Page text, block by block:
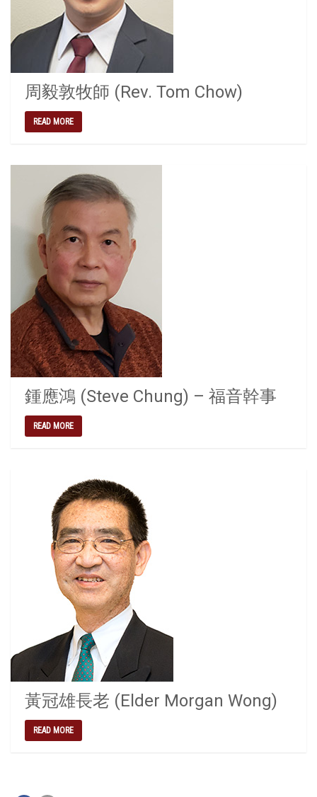
周毅敦牧師 (Rev. Tom Chow)
READ MORE
鍾應鴻 (Steve Chung) – 福音幹事
READ MORE
黃冠雄長老 (Elder Morgan Wong)
READ MORE